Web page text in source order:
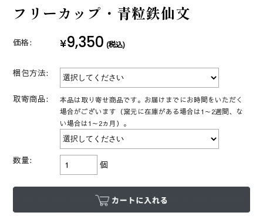
フリーカップ・青粒鉄仙文
価格: ¥9,350 (税込)
梱包方法:
取寄商品:
本品は取り寄せ商品です。お届けまでにお時間をいただく
場合がございます（窯元に在庫がある場合は1～2週間、な
い場合は1～2ヵ月）。
数量: 個